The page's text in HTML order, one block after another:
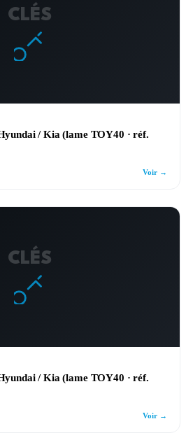
CLÉS
/ Kia (lame TOY40 · réf.
Voir →
CLÉS
/ Kia (lame TOY40 · réf.
Voir →